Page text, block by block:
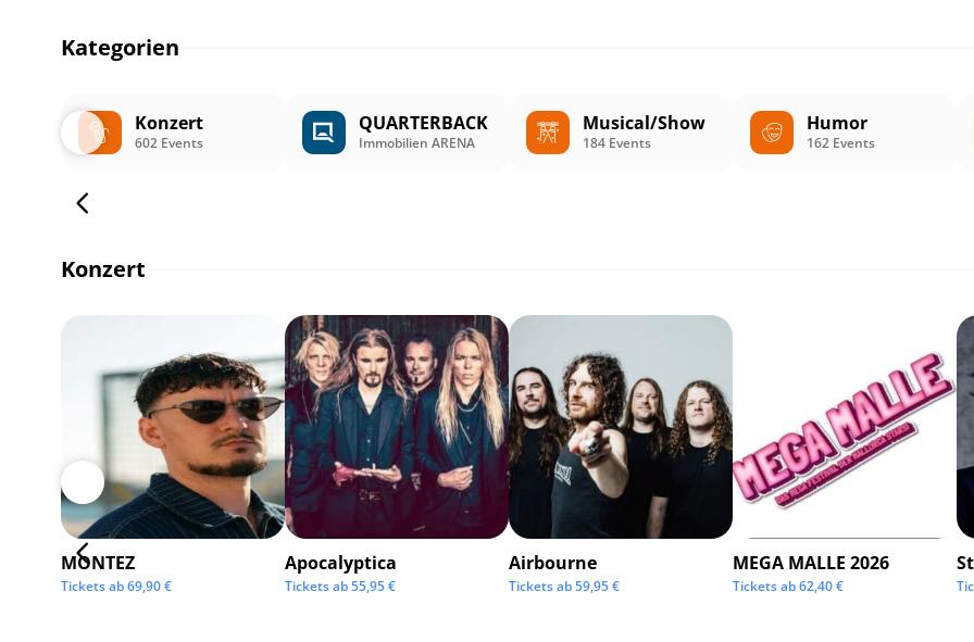
Kategorien
Konzert
602 Events
QUARTERBACK
Immobilien ARENA
Musical/Show
184 Events
Humor
162 Events
Konzert
MONTEZ
Tickets ab69,90€
Apocalyptica
Tickets ab55,95€
Airbourne
Tickets ab59,95€
MEGA MALLE 2026
Tickets ab62,40€